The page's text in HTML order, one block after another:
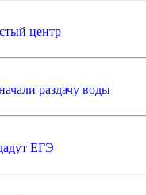
центр
раздачу воды
ЕГЭ